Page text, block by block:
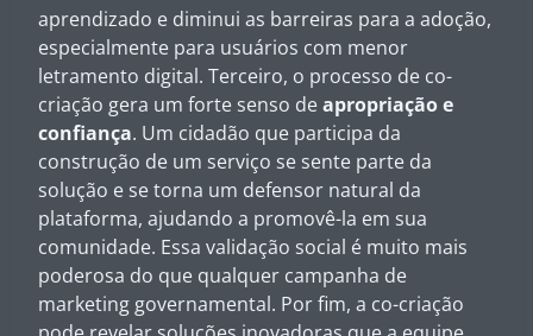
aprendizado e diminui as barreiras para a adoção,
especialmente para usuários com menor
letramento digital. Terceiro, o processo de co-
criação gera um forte senso deapropriação e
confiança. Um cidadão que participa da
construção de um serviço se sente parte da
solução e se torna um defensor natural da
plataforma, ajudando a promovê-la em sua
comunidade. Essa validação social é muito mais
poderosa do que qualquer campanha de
marketing governamental. Por fim, a co-criação